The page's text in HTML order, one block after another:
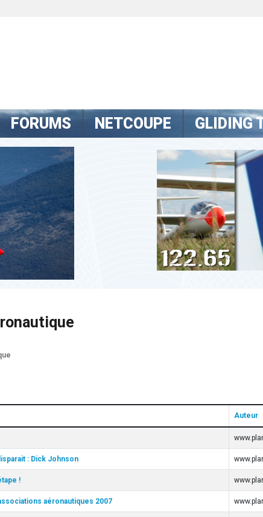
FORUMS NETCOUPE GLIDING
Auteur
: Dick Johnson
!
aéronautiques 2007